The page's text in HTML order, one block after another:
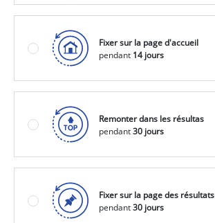
Fixer sur la page d'accueil
pendant 14 jours
Remonter dans les résultas
pendant30 jours
Fixer sur la page des résultats
pendant30 jours